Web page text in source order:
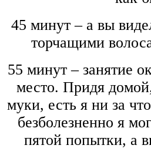
45 минут – а вы
торчащими
55 минут – занятие
место. Придя
муки, есть я ни за
безболезненно я
пятой попытки, а